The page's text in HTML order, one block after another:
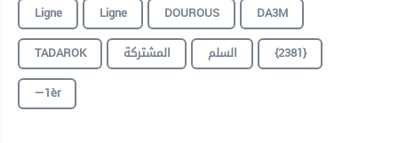
Ligne
Ligne DOUROUS
DA3M
TADAROK
المشتركة السلم
{2381}
—1èr